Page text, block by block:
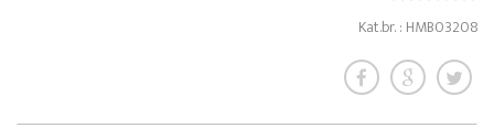
Kat.br. : HMB03208